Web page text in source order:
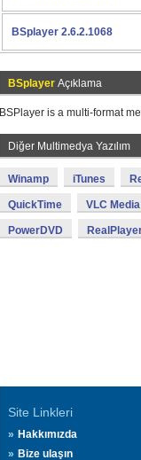
BSplayer 2.6.2.1068
BSplayer Açıklama
BSPlayer is a multi-format
Diğer Multimedya Yazılım
Winamp iTunes
QuickTime VLC
PowerDVD
Site Linkleri
Hakkımızda
Bize ulaşın